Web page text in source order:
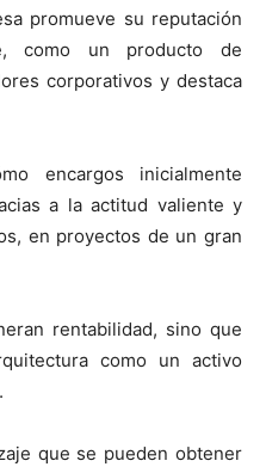
promueve su reputación
como un producto de
corporativos y destaca
encargos inicialmente
a la actitud valiente y
en proyectos de un gran
rentabilidad, sino que
como un activo
que se pueden obtener